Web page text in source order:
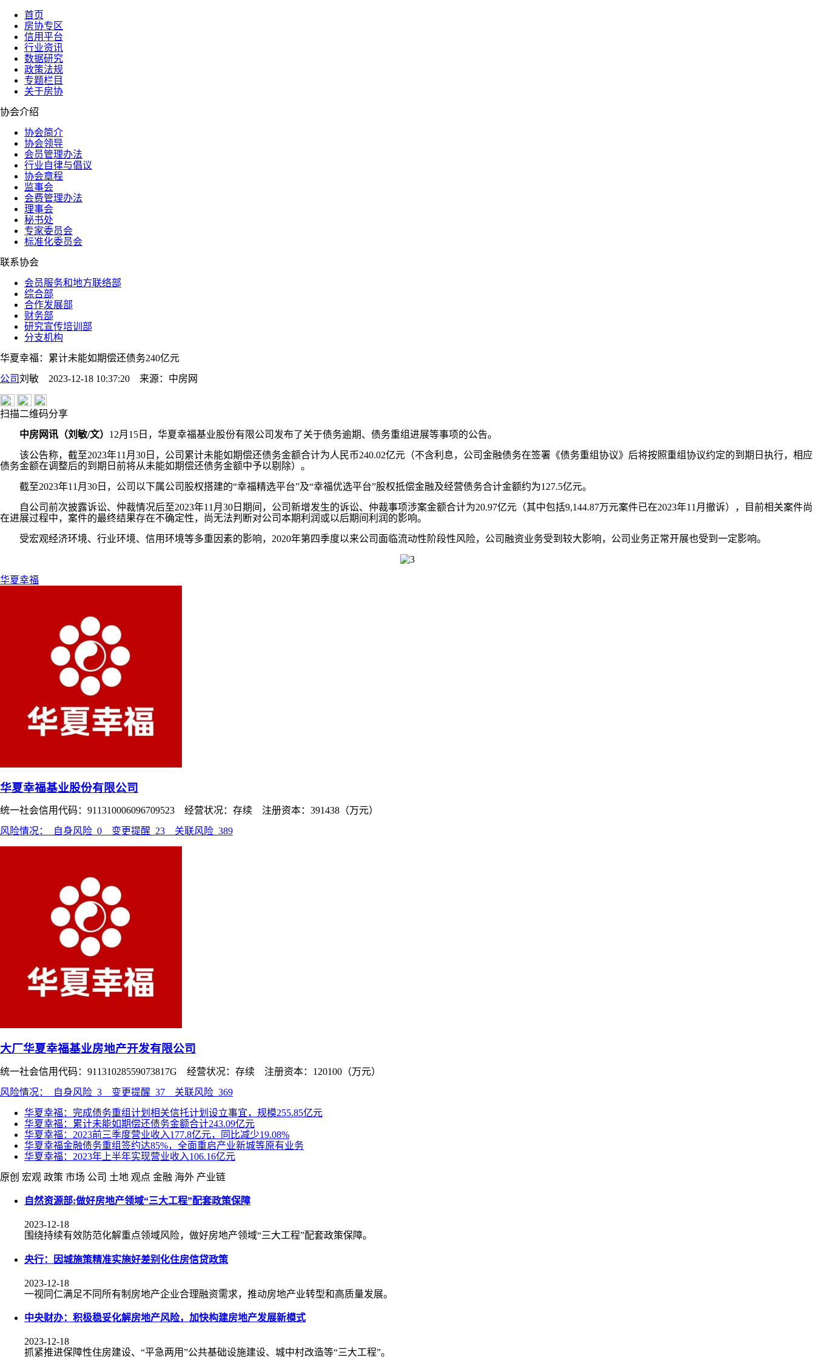
首页
房协专区
信用平台
行业资讯
数据研究
政策法规
专题栏目
关于房协
协会介绍
协会简介
协会领导
会员管理办法
行业自律与倡议
协会章程
监事会
会费管理办法
理事会
秘书处
专家委员会
标准化委员会
联系协会
会员服务和地方联络部
综合部
合作发展部
财务部
研究宣传培训部
分支机构
华夏幸福：累计未能如期偿还债务240亿元
公司刘敏 2023-12-18 10:37:20 来源： 中房网
扫描二维码分享
中房网讯（刘敏/文） 12月15日，华夏幸福基业股份有限公司发布了关于债务逾期、债务重组进展等事项的公告。
该公告称，截至2023年11月30日，公司累计未能如期偿还债务金额合计为人民币240.02亿元（不含利息，公司金融债务在签署《债务重组协议》后将按照重组协议约定的到期日执行，相应
债务金额在调整后的到期日前将从未能如期偿还债务金额中予以剔除）。
截至2023年11月30日，公司以下属公司股权搭建的“幸福精选平台”及“幸福优选平台”股权抵偿金融及经营债务合计金额约为127.5亿元。
自公司前次披露诉讼、仲裁情况后至2023年11月30日期间，公司新增发生的诉讼、仲裁事项涉案金额合计为20.97亿元（其中包括9,144.87万元案件已在2023年11月撤诉），目前相关案件尚
在进展过程中，案件的最终结果存在不确定性，尚无法判断对公司本期利润或以后期间利润的影响。
受宏观经济环境、行业环境、信用环境等多重因素的影响，2020年第四季度以来公司面临流动性阶段性风险，公司融资业务受到较大影响，公司业务正常开展也受到一定影响。
华夏幸福
华夏幸福基业股份有限公司
统一社会信用代码：911310006096709523 经营状况：存续 注册资本：391438（万元）
风险情况：
自身风险 0 变更提醒 23 关联风险 389
大厂华夏幸福基业房地产开发有限公司
统一社会信用代码：91131028559073817G 经营状况：存续 注册资本：120100（万元）
风险情况：
自身风险 3 变更提醒 37 关联风险 369
华夏幸福：完成债务重组计划相关信托计划设立事宜，规模255.85亿元
华夏幸福：累计未能如期偿还债务金额合计243.09亿元
华夏幸福：2023前三季度营业收入177.8亿元，同比减少19.08%
华夏幸福金融债务重组签约达85%，全面重启产业新城等原有业务
华夏幸福：2023年上半年实现营业收入106.16亿元
原创 宏观 政策 市场 公司 土地 观点 金融 海外 产业链
自然资源部:做好房地产领域“三大工程”配套政策保障
2023-12-18
围绕持续有效防范化解重点领域风险，做好房地产领域“三大工程”配套政策保障。
央行：因城施策精准实施好差别化住房信贷政策
2023-12-18
一视同仁满足不同所有制房地产企业合理融资需求，推动房地产业转型和高质量发展。
中央财办：积极稳妥化解房地产风险，加快构建房地产发展新模式
2023-12-18
抓紧推进保障性住房建设、“平急两用”公共基础设施建设、城中村改造等“三大工程”。